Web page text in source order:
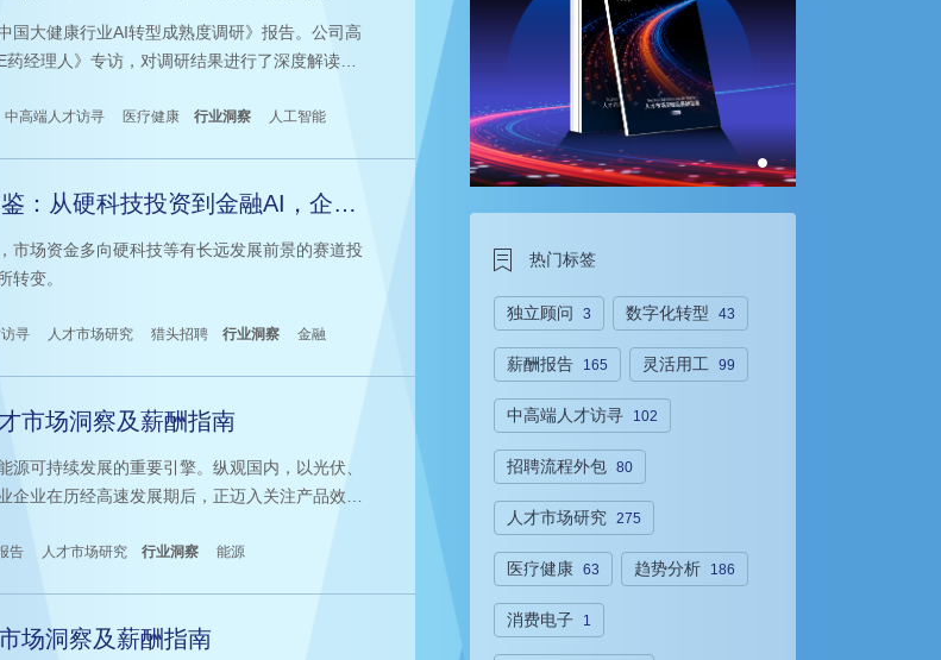
国大健康行业AI转型成熟度调研》报告。公司高
经理人》专访，对调研结果进行了深度解读，
中高端人才访寻 医疗健康 行业洞察 人工智能
：从硬科技投资到金融AI，企业
市场资金多向硬科技等有长远发展前景的赛道投
转变。
寻 人才市场研究 猎头招聘 行业洞察 金融
市场洞察及薪酬指南
源可持续发展的重要引擎。纵观国内，以光伏、
企业在历经高速发展期后，正迈入关注产品效能
新机遇。
告 人才市场研究 行业洞察 能源
场洞察及薪酬指南
热门标签
独立顾问 3 数字化转型 43
薪酬报告 165 灵活用工 99
中高端人才访寻 102
招聘流程外包 80
人才市场研究 275
医疗健康 63 趋势分析 186
消费电子 1